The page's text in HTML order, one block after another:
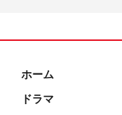
ホーム
ドラマ